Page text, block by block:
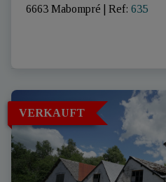
6663 Mabompré Ref: 635
VERKAUFT